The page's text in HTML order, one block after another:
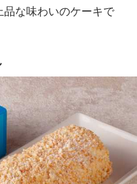
な味わいのケーキで